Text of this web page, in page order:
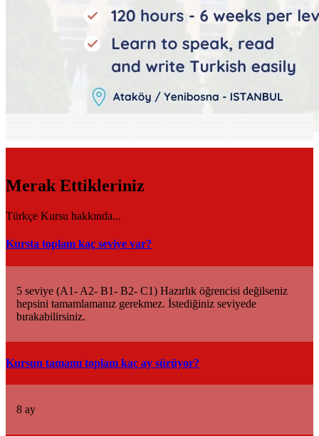
Merak Ettikleriniz
Türkçe Kursu hakkında...
Kursta toplam kaç seviye var?
5 seviye (A1- A2- B1- B2- C1) Hazırlık öğrencisi değilseniz
hepsini tamamlamanız gerekmez. İstediğiniz seviyede
bırakabilirsiniz.
Kursun tamamı toplam kaç ay sürüyor?
8 ay